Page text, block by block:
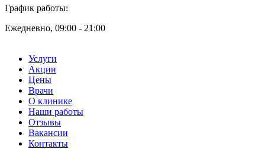
График работы:
Ежедневно, 09:00 - 21:00
Услуги
Акции
Цены
Врачи
О клинике
Наши работы
Отзывы
Вакансии
Контакты